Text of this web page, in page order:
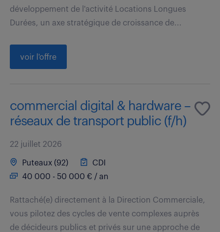
développement de l'activité Locations Longues
Durées, un axe stratégique de croissance de...
voir l'offre
commercial digital & hardware –
réseaux de transport public (f/h)
22 juillet 2026
Puteaux (92)
CDI
40 000 - 50 000 € / an
Rattaché(e) directement à la Direction Commerciale,
vous pilotez des cycles de vente complexes auprès
de décideurs publics et privés sur une approche de